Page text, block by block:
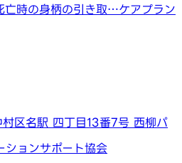
亡時の身柄の引き取…ケアプラン
区名駅 四丁目13番7号 西柳パ
ションサポート協会